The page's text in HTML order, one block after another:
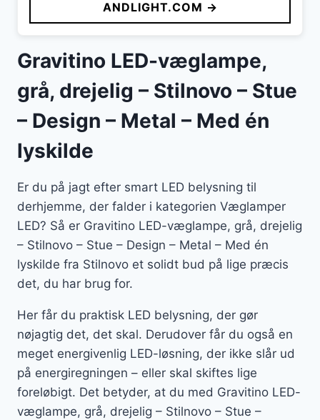
var:
1.299 kr..
er:
1.039 kr..
ANDLIGHT.COM →
Gravitino LED-væglampe,
grå, drejelig – Stilnovo – Stue
– Design – Metal – Med én
lyskilde
Er du på jagt efter smart LED belysning til
derhjemme, der falder i kategorien Væglamper
LED? Så er Gravitino LED-væglampe, grå, drejelig
– Stilnovo – Stue – Design – Metal – Med én
lyskilde fra Stilnovo et solidt bud på lige præcis
det, du har brug for.
Her får du praktisk LED belysning, der gør
nøjagtig det, det skal. Derudover får du også en
meget energivenlig LED-løsning, der ikke slår ud
på energiregningen – eller skal skiftes lige
foreløbigt. Det betyder, at du med Gravitino LED-
væglampe, grå, drejelig – Stilnovo – Stue –